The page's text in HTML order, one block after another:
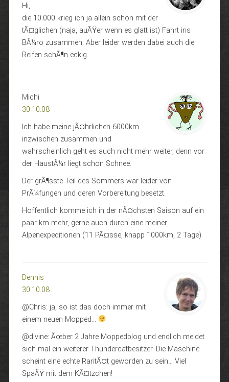
Hi,
die 10.000 krieg ich ja allein schon mit der
tÃ¤glichen (naja, auÃŸer wenn es glatt ist) Fahrt ins
BÃ¼ro zusammen. Aber leider werden dabei auch die
Reifen schÃ¶n eckig.
Michi
30.10.08
Ich habe meine jÃ¤hrlichen 6000km
inzwischen zusammen und
wahrscheinlich geht es auch nicht mehr weiter, denn vor
der HaustÃ¼r liegt schon Schnee.
Der grÃ¶sste Teil des Sommers war leider von
PrÃ¼fungen und deren Vorbereitung besetzt.
Hoffentlich komme ich in der nÃ¤chsten Saison auf ein
paar km mehr, gerne auch durch eine meiner
Alpenexpeditionen (11 PÃ¤sse, knapp 1000km, 2 Tage)
Dennis
30.10.08
@Chris: ja, so ist das doch immer mit
einem neuen Mopped…
@divine: Ãœber 2 Jahre Moppedblog und endlich meldet
sich mal ein weiterer Thundercatbesitzer. Die Maschine
scheint eine echte RaritÃ¤t geworden zu sein… Viel
SpaÃŸ mit dem KÃ¤tzchen!